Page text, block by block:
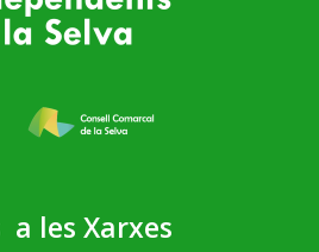
a les Xarxes